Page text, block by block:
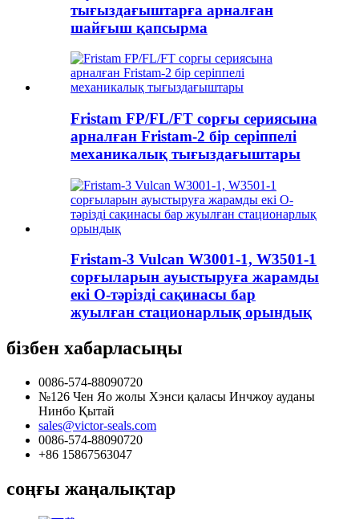
тығыздағыштарға арналған
шайғыш қапсырма
Fristam FP/FL/FT сорғы сериясына
арналған Fristam-2 бір серіппелі
механикалық тығыздағыштары
Fristam-3 Vulcan W3001-1, W3501-1
сорғыларын ауыстыруға жарамды
екі O-тәрізді сақинасы бар
жуылған стационарлық орындық
бізбен хабарласыңы
0086-574-88090720
№126 Чен Яо жолы Хэнси қаласы Инчжоу ауданы
Нинбо Қытай
sales@victor-seals.com
0086-574-88090720
+86 15867563047
соңғы жаңалықтар